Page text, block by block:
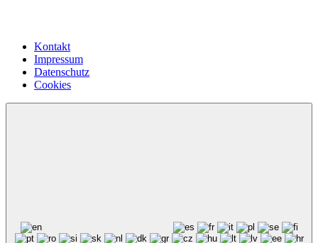
Kontakt
Impressum
Datenschutz
Cookies